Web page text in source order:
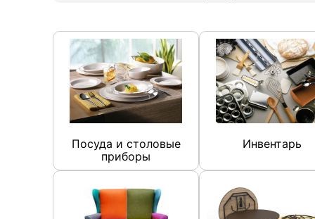
Посуда и столовые
приборы
Инвентарь